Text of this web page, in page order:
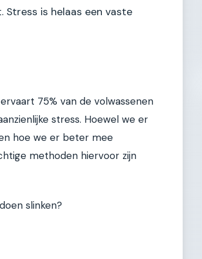
is helaas een vaste
75% van de volwassenen
stress. Hoewel we er
hoe we er beter mee
methoden hiervoor zijn
slinken?